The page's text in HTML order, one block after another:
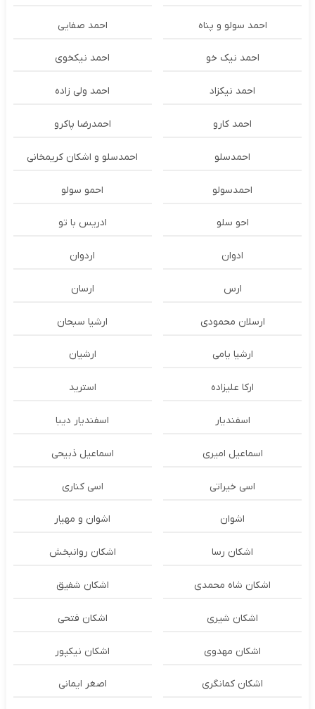
احمد سولو و پناه احمد صفایی
احمد نیک خو احمد نیکخوی
احمد نیکزاد احمد ولی زاده
احمد کارو احمدرضا پاکرو
احمدسلو احمدسلو و اشکان کریمخانی
احمدسولو احمو سولو
احو سلو ادریس با تو
ادوان اردوان
ارس ارسان
ارسلان محمودی ارشیا سبحان
ارشیا یامی ارشیان
ارکا علیزاده استرید
اسفندیار اسفندیار دیبا
اسماعیل امیری اسماعیل ذبیحی
اسی خیراتی اسی کناری
اشوان اشوان و مهیار
اشکان رسا اشکان روانبخش
اشکان شاه محمدی اشکان شفیق
اشکان شیری اشکان فتحی
اشکان مهدوی اشکان نیکپور
اشکان‌ کمانگری اصغر ایمانی